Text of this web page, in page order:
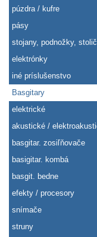
púzdra / kufre
pásy
stojany, podnožky,
elektrónky
iné príslušenstvo
Basgitary
elektrické
akustické /
basgitar. zosiľňovače
basigitar. kombá
basgit. bedne
efekty / procesory
snímače
struny